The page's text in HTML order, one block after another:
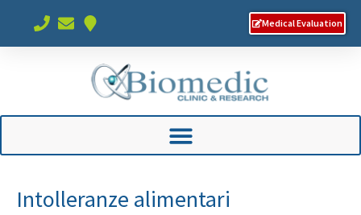
Medical Evaluation
Intolleranze alimentari